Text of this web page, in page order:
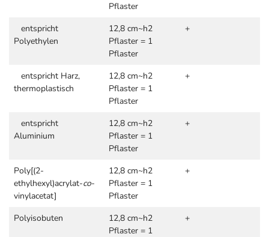
Pflaster
entspricht
Polyethylen
12,8 cm~h2
Pflaster = 1
Pflaster
+
entspricht Harz,
thermoplastisch
12,8 cm~h2
Pflaster = 1
Pflaster
+
entspricht
Aluminium
12,8 cm~h2
Pflaster = 1
Pflaster
+
Poly[(2-
ethylhexyl)acrylat-co-
vinylacetat]
12,8 cm~h2
Pflaster = 1
Pflaster
+
Polyisobuten
12,8 cm~h2
Pflaster = 1
+